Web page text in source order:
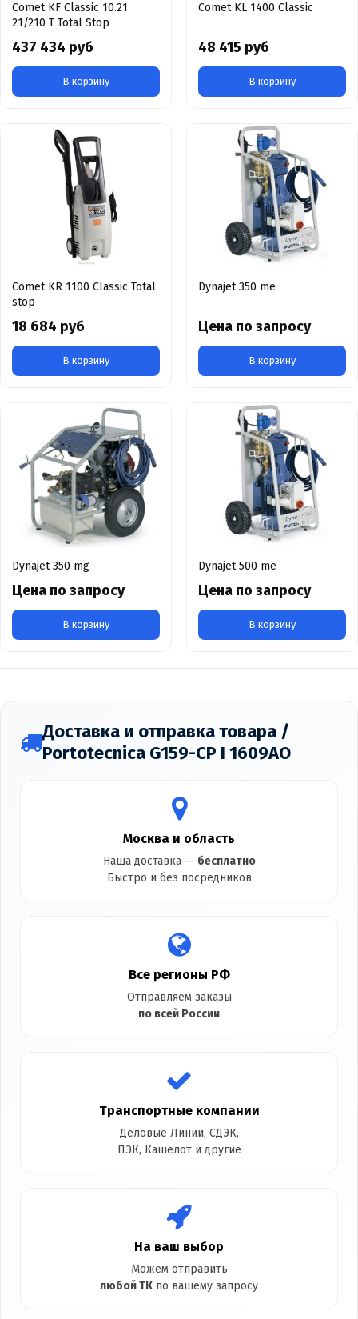
Comet KF Classic 10.21
21/210 T Total Stop
437 434 руб
В корзину
Comet KL 1400 Classic
48 415 руб
В корзину
Comet KR 1100 Classic Total
stop
18 684 руб
В корзину
Dynajet 350 me
Цена по запросу
В корзину
Dynajet 350 mg
Цена по запросу
В корзину
Dynajet 500 me
Цена по запросу
В корзину
Доставка и отправка товара /
Portotecnica G159-CP I 1609AO
Москва и область
Наша доставка — бесплатно
Быстро и без посредников
Все регионы РФ
Отправляем заказы
по всей России
Транспортные компании
Деловые Линии, СДЭК,
ПЭК, Кашелот и другие
На ваш выбор
Можем отправить
любой ТК по вашему запросу